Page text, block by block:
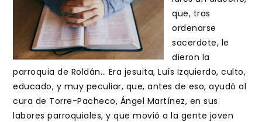
que, tras
ordenarse
sacerdote, le
dieron la
parroquia de Roldán… Era jesuita, Luís Izquierdo, culto,
educado, y muy peculiar, que, antes de eso, ayudó al
cura de Torre-Pacheco, Ángel Martínez, en sus
labores parroquiales, y que movió a la gente joven